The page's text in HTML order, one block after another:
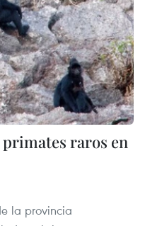
primates raros en
la provincia